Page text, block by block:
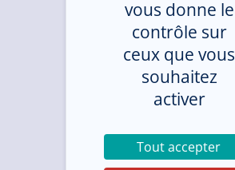
vous donne le
contrôle sur
ceux que vous
souhaitez
activer
Tout accepter